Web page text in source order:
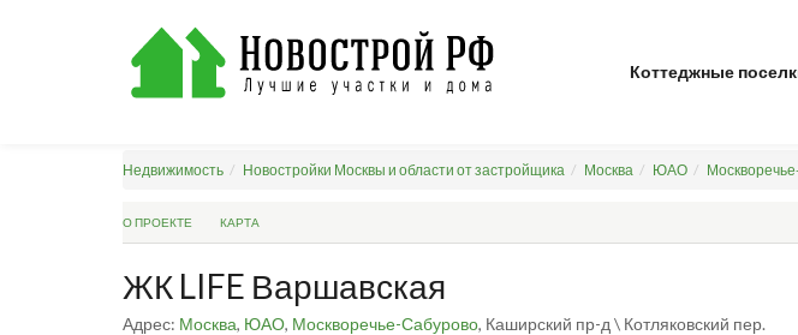
Коттеджные
Недвижимость Новостройки Москвы и области от застройщика Москва ЮАО
О ПРОЕКТЕ КАРТА
ЖК LIFE Варшавская
Адрес: Москва, ЮАО, Москворечье-Сабурово, Каширский пр-д \ Котляковский пер.